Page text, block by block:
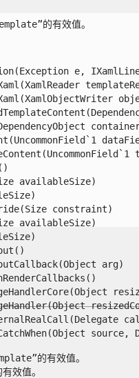
的有效值。
e,
availableSize)
constraint)
availableSize)
arg)
的有效值。
效值。